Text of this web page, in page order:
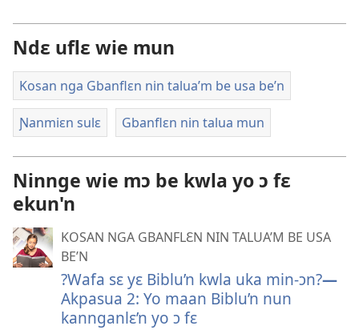
Ndɛ uflɛ wie mun
Kosan nga Gbanflɛn nin talua’m be usa be’n
Ɲanmiɛn sulɛ Gbanflɛn nin talua mun
Ninnge wie mɔ be kwla yo ɔ fɛ
ekun'n
KOSAN NGA GBANFLƐN NIN TALUA’M BE USA
BE’N
?Wafa sɛ yɛ Biblu’n kwla uka min-ɔn?—
Akpasua 2: Yo maan Biblu’n nun
kannganlɛ’n yo ɔ fɛ